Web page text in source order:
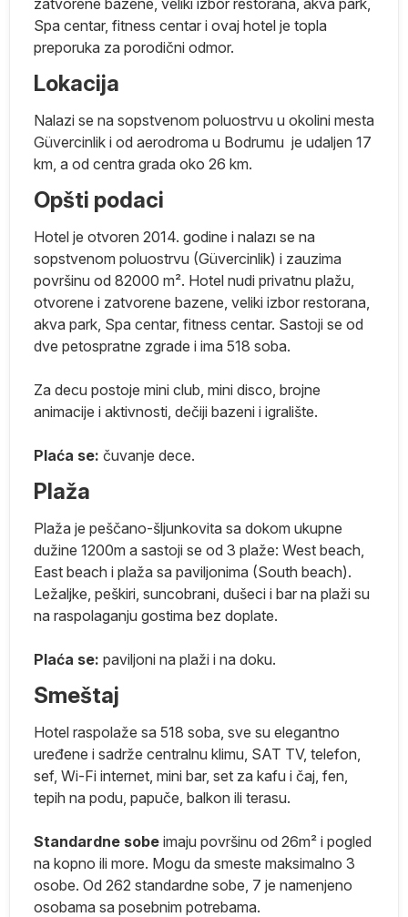
Spa centar, fitness centar i ovaj hotel je topla
preporuka za porodični odmor.
Lokacija
Nalazi se na sopstvenom poluostrvu u okolini mesta
Güvercinlik i od aerodroma u Bodrumu je udaljen 17
km, a od centra grada oko 26 km.
Opšti podaci
Hotel je otvoren 2014. godine i nalazı se na
sopstvenom poluostrvu (Güvercinlik) i zauzima
površinu od 82000 m². Hotel nudi privatnu plažu,
otvorene i zatvorene bazene, veliki izbor restorana,
akva park, Spa centar, fitness centar. Sastoji se od
dve petospratne zgrade i ima 518 soba.
Za decu postoje mini club, mini disco, brojne
animacije i aktivnosti, dečiji bazeni i igralište.
Plaća se: čuvanje dece.
Plaža
Plaža je peščano-šljunkovita sa dokom ukupne
dužine 1200m a sastoji se od 3 plaže: West beach,
East beach i plaža sa paviljonima (South beach).
Ležaljke, peškiri, suncobrani, dušeci i bar na plaži su
na raspolaganju gostima bez doplate.
Plaća se: paviljoni na plaži i na doku.
Smeštaj
Hotel raspolaže sa 518 soba, sve su elegantno
uređene i sadrže centralnu klimu, SAT TV, telefon,
sef, Wi-Fi internet, mini bar, set za kafu i čaj, fen,
tepih na podu, papuče, balkon ili terasu.
Standardne sobe imaju površinu od 26m² i pogled
na kopno ili more. Mogu da smeste maksimalno 3
osobe. Od 262 standardne sobe, 7 je namenjeno
osobama sa posebnim potrebama.